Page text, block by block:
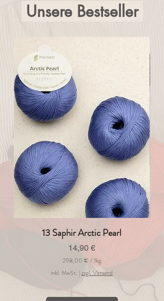
Unsere Bestseller
13 Saphir Arctic Pearl
Preis
14,90 €
298,00 € /1kg
9
,
inkl. MwSt. |zzgl. Versand